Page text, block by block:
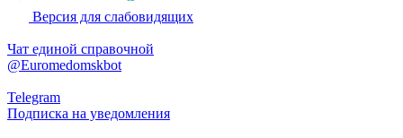
Версия для слабовидящих
Чат единой справочной
@Euromedomskbot
Telegram
Подписка на уведомления